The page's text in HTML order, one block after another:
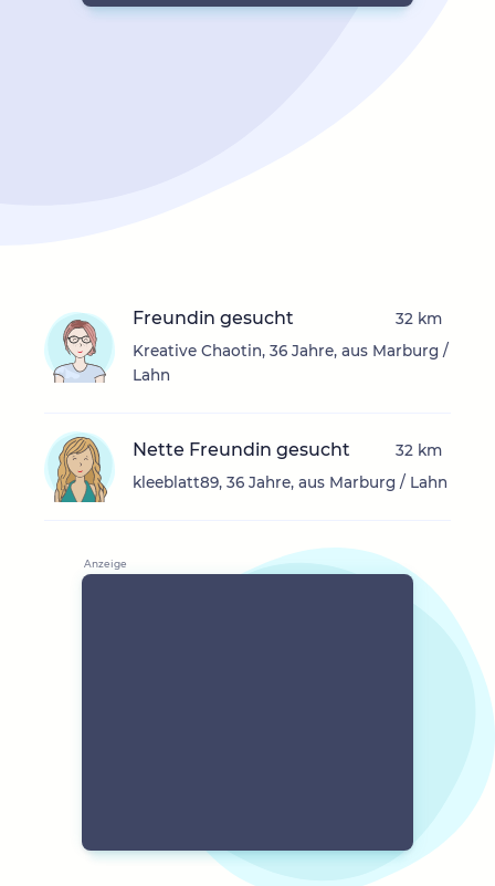
Freundin gesucht
Kreative Chaotin, 36 Jahre, aus Marburg /
Lahn
32 km
Nette Freundin gesucht
kleeblatt89, 36 Jahre, aus Marburg / Lahn
32 km